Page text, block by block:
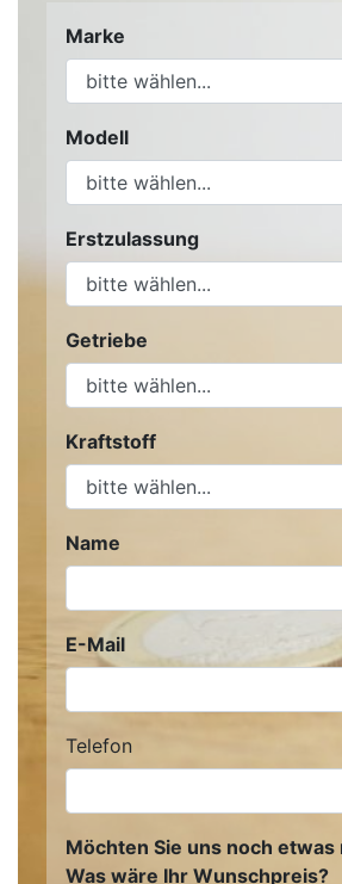
Marke
Modell
Erstzulassung
Getriebe
Kraftstoff
Name
E-Mail
Telefon
Möchten Sie uns noch
Was wäre Ihr Wunschpreis?